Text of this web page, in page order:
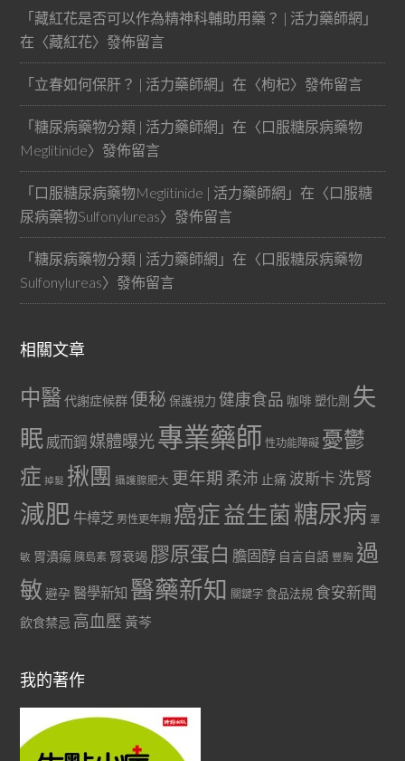
「藏紅花是否可以作為精神科輔助用藥？ | 活力藥師網 」
在〈藏紅花〉發佈留言
「立春如何保肝？ | 活力藥師網 」在〈枸杞〉發佈留言
「糖尿病藥物分類 | 活力藥師網 」在〈口服糖尿病藥物
Meglitinide〉發佈留言
「口服糖尿病藥物Meglitinide | 活力藥師網 」在〈口服糖
尿病藥物Sulfonylureas〉發佈留言
「糖尿病藥物分類 | 活力藥師網 」在〈口服糖尿病藥物
Sulfonylureas〉發佈留言
相關文章
中醫代謝症候群 便秘 保護視力 健康食品 咖啡 塑化劑 失
眠 威而鋼 媒體曝光專業藥師 性功能障礙 憂鬱
症 掉髮 揪團 攝護腺肥大 更年期 柔沛 止痛 波斯卡 洗腎
減肥 牛樟芝 男性更年期 癌症益生菌 糖尿病 罩
敏 胃潰瘍 胰島素 腎衰竭 膠原蛋白 膽固醇 自言自語 豐胸 過
敏 避孕 醫學新知 醫藥新知 關鍵字 食品法規 食安新聞
飲食禁忌 高血壓 黃芩
我的著作